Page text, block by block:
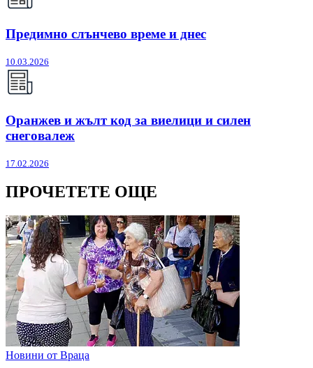
Предимно слънчево време и днес
10.03.2026
Оранжев и жълт код за виелици и силен
снеговалеж
17.02.2026
ПРОЧЕТЕТЕ ОЩЕ
Новини от Враца